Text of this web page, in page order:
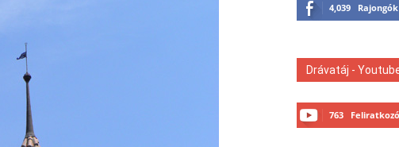
4,039 Rajongók
Drávatáj -
763 Feliratkozó